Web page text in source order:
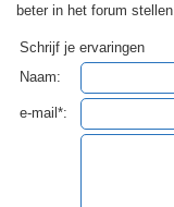
beter in het forum stellen.
Schrijf je ervaringen
Naam:
e-mail*: